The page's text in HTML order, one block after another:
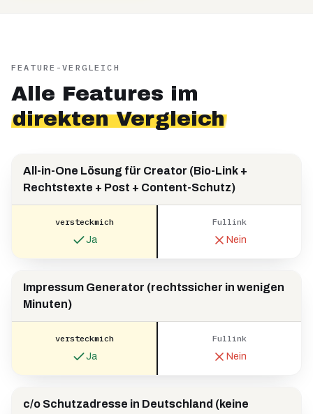
FEATURE-VERGLEICH
Alle Features im
direkten Vergleich
All-in-One Lösung für Creator (Bio-Link +
Rechtstexte + Post + Content-Schutz)
versteckmich
Ja
Fullink
Nein
Impressum Generator (rechtssicher in wenigen
Minuten)
versteckmich
Ja
Fullink
Nein
c/o Schutzadresse in Deutschland (keine